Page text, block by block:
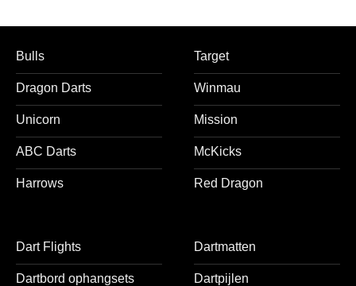
Bulls
Dragon Darts
Unicorn
ABC Darts
Harrows
Target
Winmau
Mission
McKicks
Red Dragon
Dart Flights
Dartbord ophangsets
Dartmatten
Dartpijlen